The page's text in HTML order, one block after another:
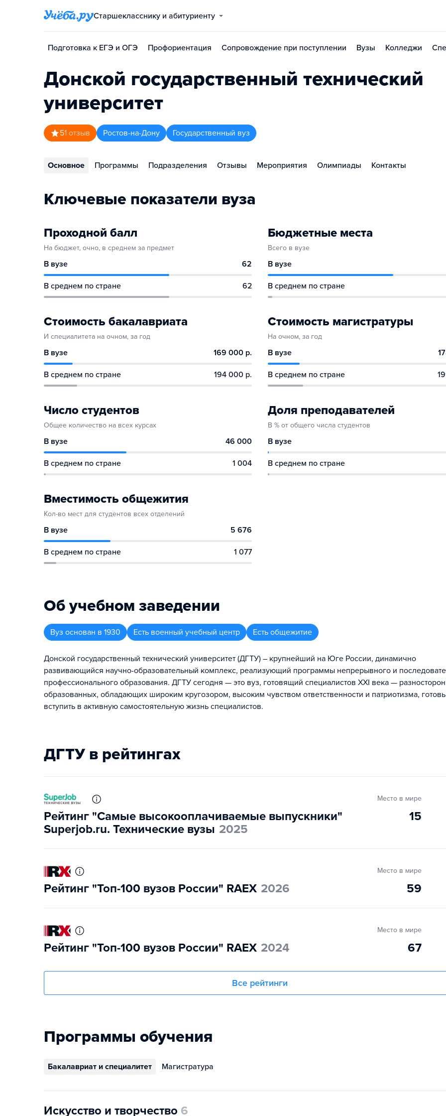
Старшекласснику и абитуриенту
Подготовка к ЕГЭ и ОГЭ Профориентация Сопровождение при поступлении Вузы Колледжи
Донской государственный технический
университет
51 отзыв Ростов-на-Дону Государственный вуз
Основное Программы Подразделения Отзывы Мероприятия Олимпиады Контакты
Ключевые показатели вуза
Проходной балл
На бюджет, очно, в среднем за предмет
В вузе 62
В среднем по стране 62
Бюджетные места
Всего в вузе
В вузе
В среднем по стране
Стоимость бакалавриата
И специалитета на очном, за год
В вузе 169 000 р.
В среднем по стране 194 000 р.
Стоимость магистратуры
На очном, за год
В вузе
В среднем по стране
Число студентов
Общее количество на всех курсах
В вузе 46 000
В среднем по стране 1 004
Доля преподавателей
В % от общего числа студентов
В вузе
В среднем по стране
Вместимость общежития
Кол-во мест для студентов всех отделений
В вузе 5 676
В среднем по стране 1 077
Об учебном заведении
Вуз основан в 1930 Есть военный учебный центр Есть общежитие
Донской государственный технический университет (ДГТУ) – крупнейший на Юге России, динамично
развивающийся научно-образовательный комплекс, реализующий программы непрерывного и
профессионального образования. ДГТУ сегодня — это вуз, готовящий специалистов XXI века —
образованных, обладающих широким кругозором, высоким чувством ответственности и патриотизма,
вступить в активную самостоятельную жизнь специалистов.
ДГТУ в рейтингах
Место в мире
Рейтинг "Самые высокооплачиваемые выпускники"
Superjob.ru. Технические вузы 2025
15
Место в мире
Рейтинг "Топ-100 вузов России" RAEX 2026 59
Место в мире
Рейтинг "Топ-100 вузов России" RAEX 2024 67
Все рейтинги
Программы обучения
Бакалавриат и специалитет Магистратура
Искусство и творчество 6